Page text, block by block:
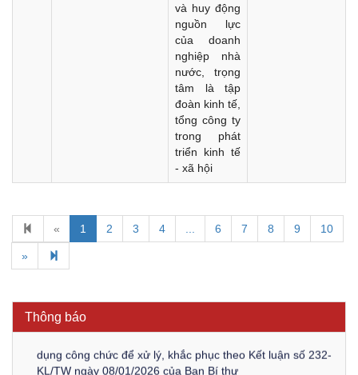
và huy động
nguồn lực
của doanh
nghiệp nhà
nước, trọng
tâm là tập
đoàn kinh tế,
tổng công ty
trong phát
triển kinh tế
- xã hội
« 1 2 3 4 6 7 8 9 10
»
Thông báo
Kế hoạch Kiểm tra, sát hạch để tiếp nhận vào làm công
chức tỉnh Đắk Lắk năm 2026
Thông báo Về việc triệu tập thí sinh tham gia thi tuyển
KL/TW ngày 08/01/2026 của Ban Bí thư
Thông báo Về việc đăng tải các văn bản ôn tập kỳ tuyển
dụng công chức để xử lý, khắc phục theo Kết luận số 232-
KL/TW ngày 08/01/2026 của Ban Bí thư